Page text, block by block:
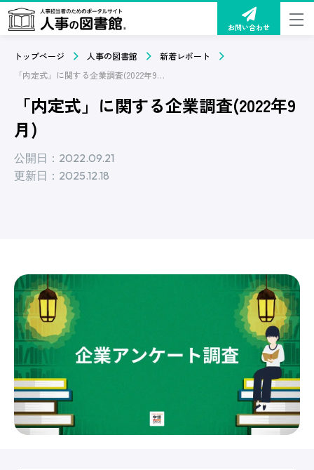
お問い合わせ
トップページ 人事の図書館
新着レポート
「内定式」に関する企業調査(2022年9月)
「内定式」に関する企業調査(2022年9
月)
公開日：2022.09.21
更新日：2025.12.18